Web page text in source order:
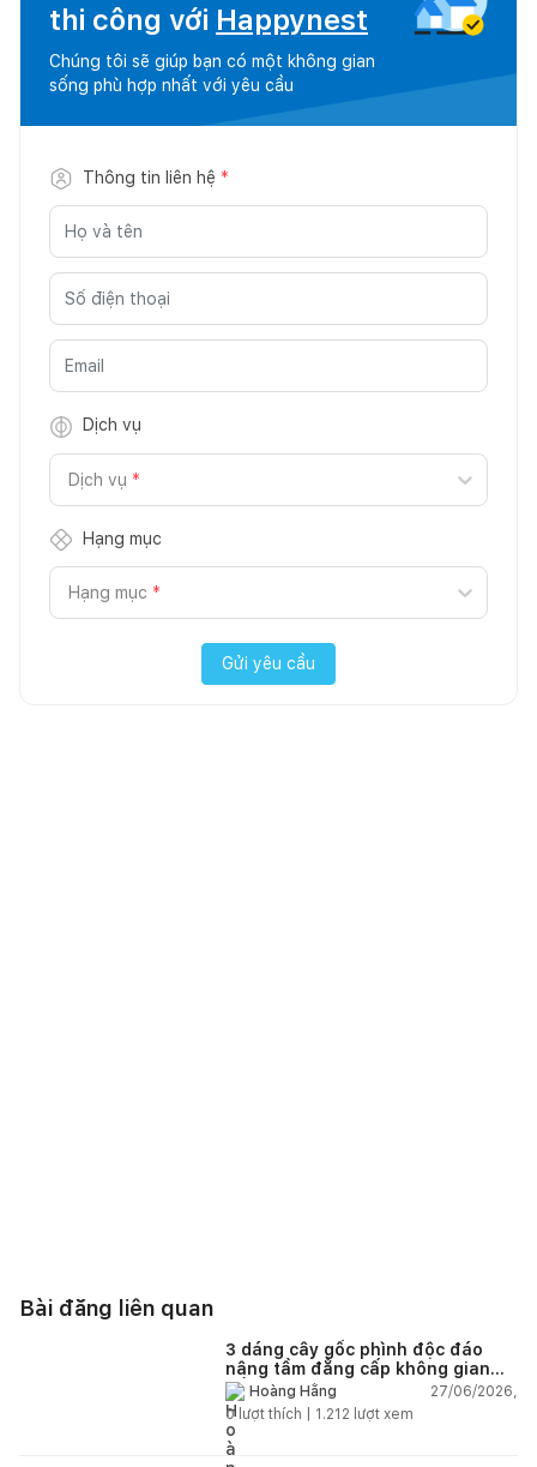
thi công với Happynest
Chúng tôi sẽ giúp bạn có một không gian
sống phù hợp nhất với yêu cầu
Thông tin liên hệ *
Dịch vụ
Dịch vụ *
Hạng mục
Hạng mục *
Gửi yêu cầu
Bài đăng liên quan
3 dáng cây gốc phình độc đáo
nâng tầm đẳng cấp không gian
sốngHoàng Hằng
27/06/2026,
0lượt thích | 1.212 lượt xem